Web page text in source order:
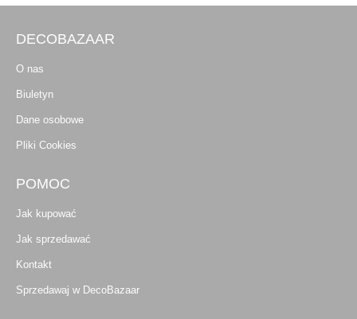
DECOBAZAAR
O nas
Biuletyn
Dane osobowe
Pliki Cookies
POMOC
Jak kupować
Jak sprzedawać
Kontakt
Sprzedawaj w DecoBazaar